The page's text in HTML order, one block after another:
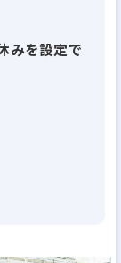
らず、問題
利益が見込め
多くの力を注
事象が後回
みを設定で